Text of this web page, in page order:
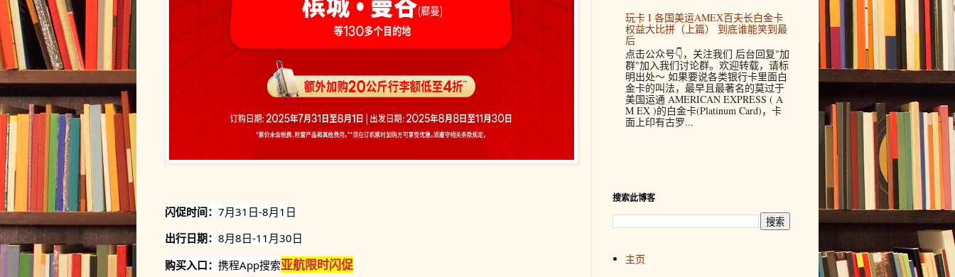
闪促时间： 7月31日-8月1日
出行日期： 8月8日-11月30日
购买入口： 携程App搜索亚航限时闪促
玩卡 I 各国美运AMEX百夫长白金卡
权益大比拼（上篇） 到底谁能笑到最
后
点击公众号👇，关注我们 后台回复"加
群"加入我们讨论群。欢迎转载，请标
明出处～ 如果要说各类银行卡里面白
金卡的叫法，最早且最著名的莫过于
美国运通 AMERICAN EXPRESS ( A
M EX )的白金卡(Platinum Card)，卡
面上印有古罗...
搜索此博客
主页